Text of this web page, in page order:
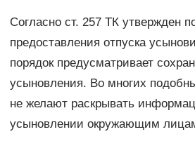
Согласно ст. 257 ТК утвержден
предоставления отпуска
порядок предусматривает
усыновления. Во многих
не желают раскрывать
усыновлении окружающим